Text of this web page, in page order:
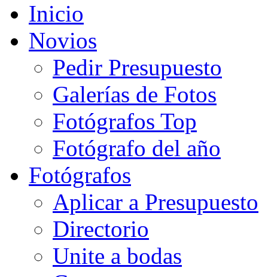
Inicio
Novios
Pedir Presupuesto
Galerías de Fotos
Fotógrafos Top
Fotógrafo del año
Fotógrafos
Aplicar a Presupuesto
Directorio
Unite a bodas